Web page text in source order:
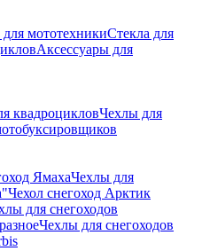
мототехникиСтекла для
Аксессуары для
квадроцикловЧехлы для
ЯмахаЧехлы для
Чехол снегоход Арктик
для снегоходов
Чехлы для снегоходов